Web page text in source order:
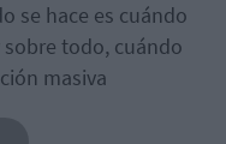
se hace es cuándo
todo, cuándo
masiva